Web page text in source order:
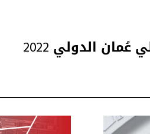
الدولي 2022